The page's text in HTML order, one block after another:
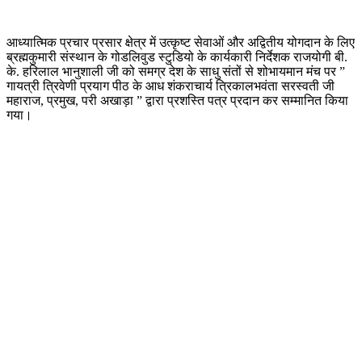
आध्यात्मिक प्रचार प्रसार क्षेत्र में उत्कृष्ट सेवाओं और अद्वितीय योगदान के लिए
ब्रह्मकुमारी संस्थान के गोडलिवुड स्टुडियो के कार्यकारी निर्देशक राजयोगी बी.
के. हरिलाल भानुशाली जी को समग्र देश के साधु संतों से शोभायमान मंच पर ”
गायत्री त्रिवेणी प्रयाग पीठ के आध शंकराचार्य त्रिकालभवंता सरस्वती जी
महाराज, प्रमुख, परी अखाड़ा ” द्वारा प्रशस्ति पत्र प्रदान कर सम्मानित किया
गया।